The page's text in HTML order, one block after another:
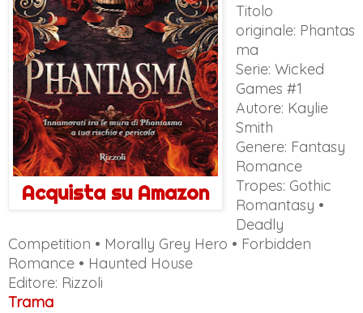
Acquista su Amazon
Titolo
originale: Phantas
ma
Serie: Wicked
Games #1
Autore: Kaylie
Smith
Genere: Fantasy
Romance
Tropes: Gothic
Romantasy •
Deadly
Competition • Morally Grey Hero • Forbidden
Romance • Haunted House
Editore: Rizzoli
Trama